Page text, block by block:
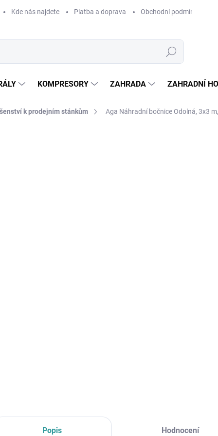
Kde nás najdete Platba a doprava Obchodní podmínky
Hledat
KOMPRESORY ZAHRADA ZAHRADNÍ
k prodejním stánkům Aga Náhradní bočnice Odolná, 3x3
Popis Hodnocení